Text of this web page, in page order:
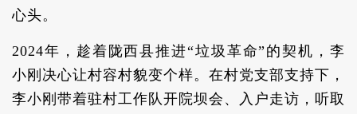
心头。
2024年，趁着陇西县推进“垃圾革命”的契机，李
小刚决心让村容村貌变个样。在村党支部支持下，
李小刚带着驻村工作队开院坝会、入户走访，听取